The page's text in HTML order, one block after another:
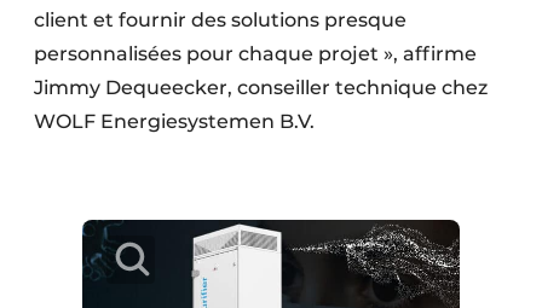
client et fournir des solutions presque
personnalisées pour chaque projet », affirme
Jimmy ­Dequeecker, conseiller technique chez
WOLF Energiesystemen B.V.